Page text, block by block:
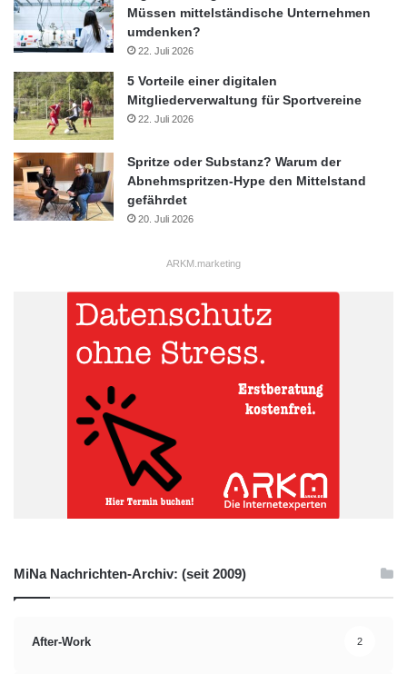
Müssen mittelständische Unternehmen
umdenken?
22. Juli 2026
5 Vorteile einer digitalen
Mitgliederverwaltung für Sportvereine
22. Juli 2026
Spritze oder Substanz? Warum der
Abnehmspritzen-Hype den Mittelstand
gefährdet
20. Juli 2026
ARKM.marketing
MiNa Nachrichten-Archiv: (seit 2009)
After-Work 2